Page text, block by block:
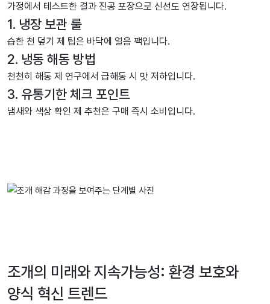
가정에서 테스트한 결과 진공 포장으로 신선도 연장됩니다.
1. 냉장 보관 룰
습한 천 덮기 제 팁은 바닥에 얼음 팩입니다.
2. 냉동 해동 방법
천천히 해동 제 연구에서 급해동 시 맛 저하입니다.
3. 유통기한 체크 포인트
냄새와 색상 확인 제 추천은 구매 즉시 소비입니다.
조개의 미래와 지속가능성: 환경 보호와
양식 혁신 트렌드